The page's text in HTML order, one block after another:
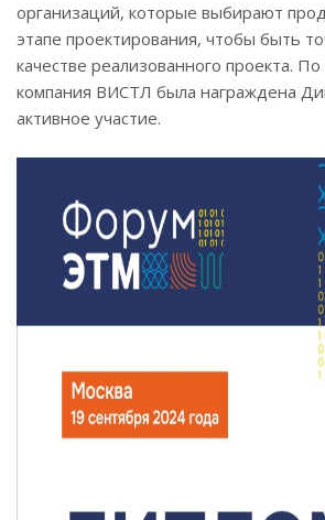
организаций, которые выбирают
этапе проектирования, чтобы быть
качестве реализованного проекта.
компания ВИСТЛ была награждена
активное участие.